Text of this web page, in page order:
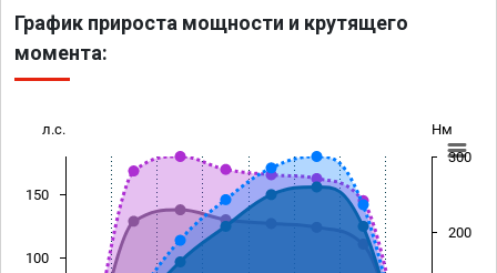
График прироста мощности и крутящего
момента:
л.с. Нм
100
150
200
300